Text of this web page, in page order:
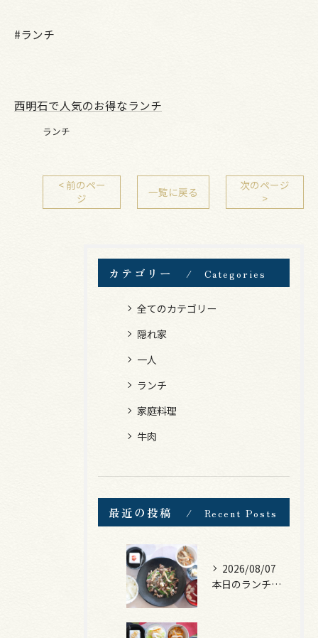
#ランチ
西明石で人気のお得なランチ
ランチ
< 前のペー
ジ
一覧に戻る
次のページ
>
カテゴリー Categories
全てのカテゴリー
隠れ家
一人
ランチ
家庭料理
牛肉
最近の投稿 Recent Posts
2026/08/07
本日のランチは、黒毛和牛のチャプチェ！